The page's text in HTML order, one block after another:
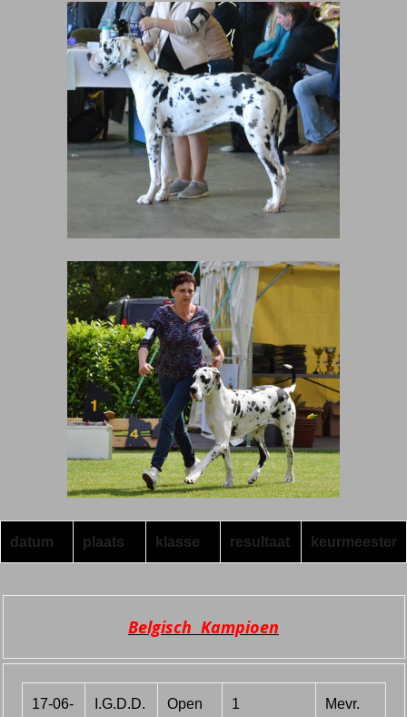
datum plaats klasse resultaat keurmeester
Belgisch Kampioen
17-06-
I.G.D.D.
Open
1
Mevr.